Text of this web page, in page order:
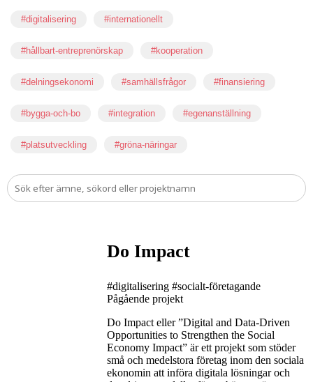
#digitalisering #internationellt
#hållbart-entreprenörskap #kooperation
#delningsekonomi #samhällsfrågor #finansiering
#bygga-och-bo #integration #egenanställning
#platsutveckling #gröna-näringar
Do Impact
#digitalisering #socialt-företagande
Pågående projekt
Do Impact eller ”Digital and Data-Driven
Opportunities to Strengthen the Social
Economy Impact” är ett projekt som stöder
små och medelstora företag inom den sociala
ekonomin att införa digitala lösningar och